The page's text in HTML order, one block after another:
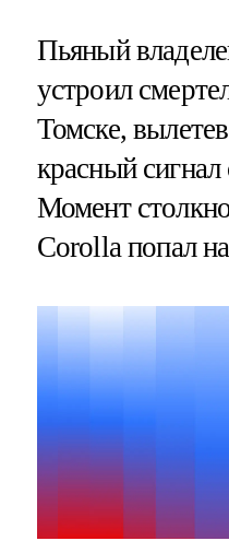
Пьяный
устроил
Томске,
красный
Момент
Corolla попал